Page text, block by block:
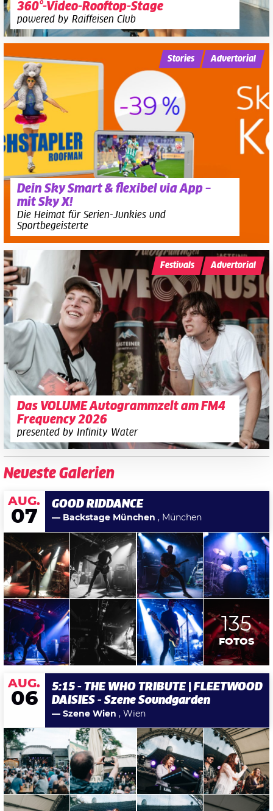
360°-Video-Rooftop-Stage
powered by Raiffeisen Club
Dein Sky Smart & flexibel via App –
mit Sky X!
Die Heimat für Serien-Junkies und
Sportbegeisterte
Stories Advertorial
Das VOLUME Autogrammzelt am FM4
Frequency 2026
presented by Infinity Water
Festivals Advertorial
Neueste Galerien
AUG.
07
GOOD RIDDANCE
— Backstage München , München
135
FOTOS
AUG.
06
5:15 - THE WHO TRIBUTE | FLEETWOOD
DAISIES - Szene Soundgarden
— Szene Wien , Wien